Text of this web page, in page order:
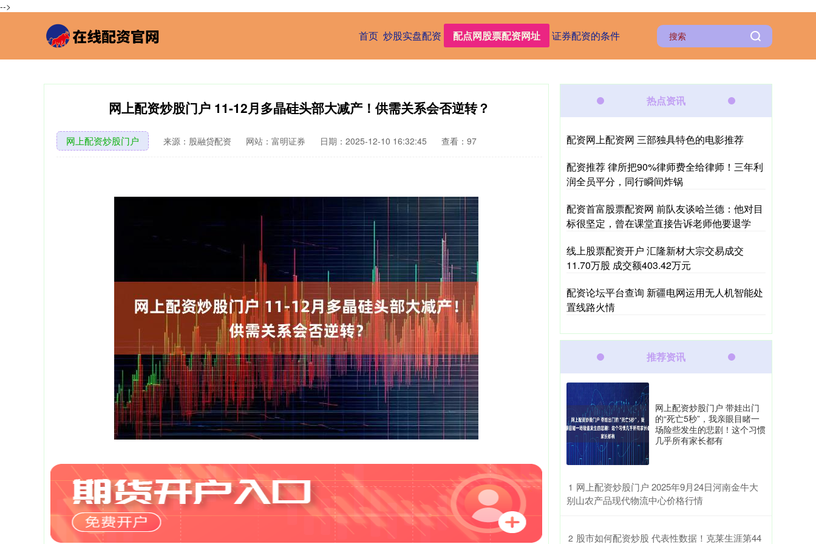
-->
首页 炒股实盘配资 配点网股票配资网址 证券配资的条件
网上配资炒股门户 11-12月多晶硅头部大减产！供需关系会否逆转？
网上配资炒股门户 来源：股融贷配资 网站：富明证券 日期：2025-12-10 16:32:45 查看：97
热点资讯
配资网上配资网 三部独具特色的电影推荐
配资推荐 律所把90%律师费全给律师！三年利
润全员平分，同行瞬间炸锅
配资首富股票配资网 前队友谈哈兰德：他对目
标很坚定，曾在课堂直接告诉老师他要退学
线上股票配资开户 汇隆新材大宗交易成交
11.70万股 成交额403.42万元
配资论坛平台查询 新疆电网运用无人机智能处
置线路火情
推荐资讯
网上配资炒股门户 带娃出门
的“死亡5秒”，我亲眼目睹一
场险些发生的悲剧！这个习惯
几乎所有家长都有
1 ​网上配资炒股门户 2025年9月24日河南金牛大
别山农产品现代物流中心价格行情
2 ​股市如何配资炒股 代表性数据！克莱生涯第44